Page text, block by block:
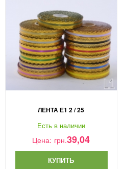
ЛЕНТА Е1 2 / 25
Есть в наличии
Цена: грн.39,04
КУПИТЬ